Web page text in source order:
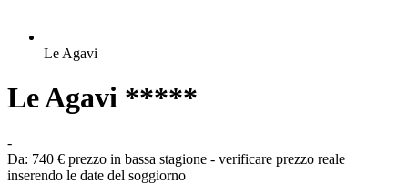
Le Agavi
Le Agavi *****
-
Da: 740 € prezzo in bassa stagione - verificare prezzo reale
inserendo le date del soggiorno